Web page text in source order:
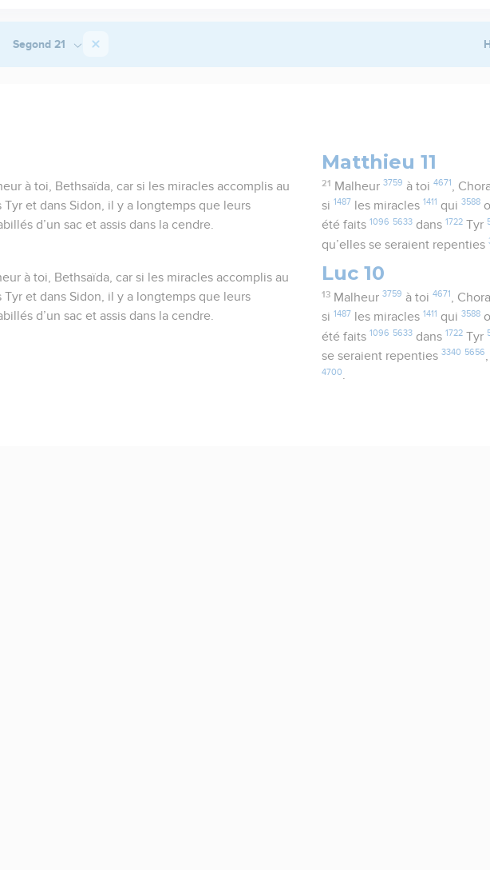
Segond 21
à toi, Bethsaïda, car si les miracles accomplis au
et dans Sidon, il y a longtemps que leurs
d’un sac et assis dans la cendre.
à toi, Bethsaïda, car si les miracles accomplis au
et dans Sidon, il y a longtemps que leurs
d’un sac et assis dans la cendre.
Matthieu 11
21 Malheur 3759 à toi 4671 ,
si 1487 les miracles 1411 qui3588
été faits 1096 5633 dans 1722 Tyr
qu’elles se seraient repenties
Luc 10
13 Malheur 3759 à toi 4671 ,
si 1487 les miracles 1411 qui3588
été faits 1096 5633 dans 1722 Tyr
se seraient repenties3340 5656
4700.